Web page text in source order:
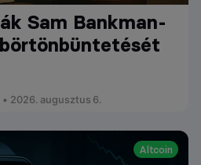
Sam Bankman-
2026. augusztus 6.
Altcoin